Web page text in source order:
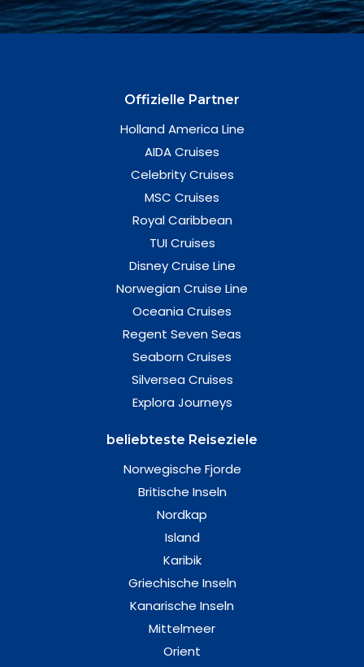
Offizielle Partner
Holland America Line
AIDA Cruises
Celebrity Cruises
MSC Cruises
Royal Caribbean
TUI Cruises
Disney Cruise Line
Norwegian Cruise Line
Oceania Cruises
Regent Seven Seas
Seaborn Cruises
Silversea Cruises
Explora Journeys
beliebteste Reiseziele
Norwegische Fjorde
Britische Inseln
Nordkap
Island
Karibik
Griechische Inseln
Kanarische Inseln
Mittelmeer
Orient